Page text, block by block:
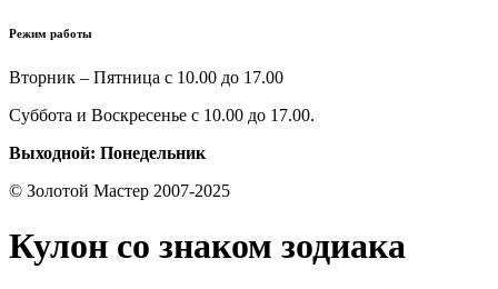
Режим работы
Вторник – Пятница с 10.00 до 17.00
Суббота и Воскресенье с 10.00 до 17.00.
Выходной: Понедельник
© Золотой Мастер 2007-2025
Кулон со знаком зодиака